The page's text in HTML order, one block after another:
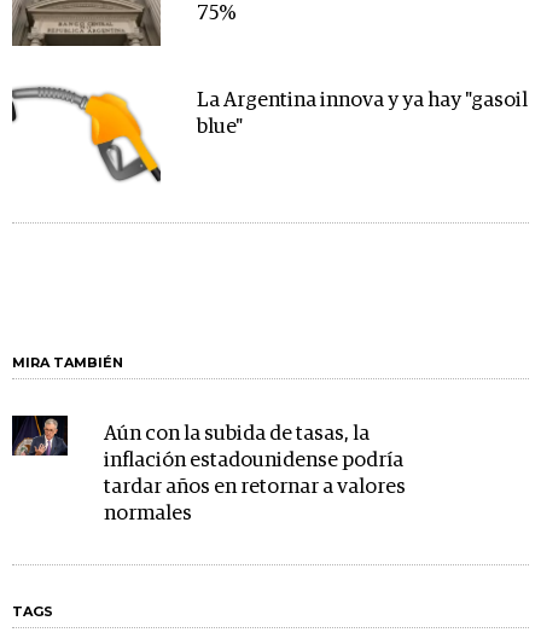
75%
La Argentina innova y ya hay "gasoil
blue"
MIRA TAMBIÉN
Aún con la subida de tasas, la
inflación estadounidense podría
tardar años en retornar a valores
normales
TAGS